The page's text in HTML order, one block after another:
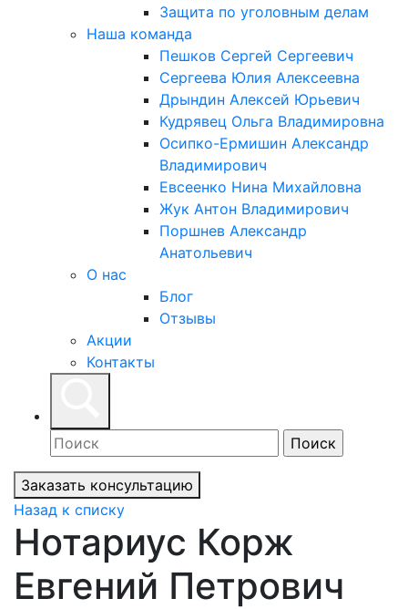
Защита по уголовным делам
Наша команда
Пешков Сергей Сергеевич
Сергеева Юлия Алексеевна
Дрындин Алексей Юрьевич
Кудрявец Ольга Владимировна
Осипко-Ермишин Александр
Владимирович
Евсеенко Нина Михайловна
Жук Антон Владимирович
Поршнев Александр
Анатольевич
О нас
Блог
Отзывы
Акции
Контакты
Заказать консультацию
Назад к списку
Нотариус Корж
Евгений Петрович